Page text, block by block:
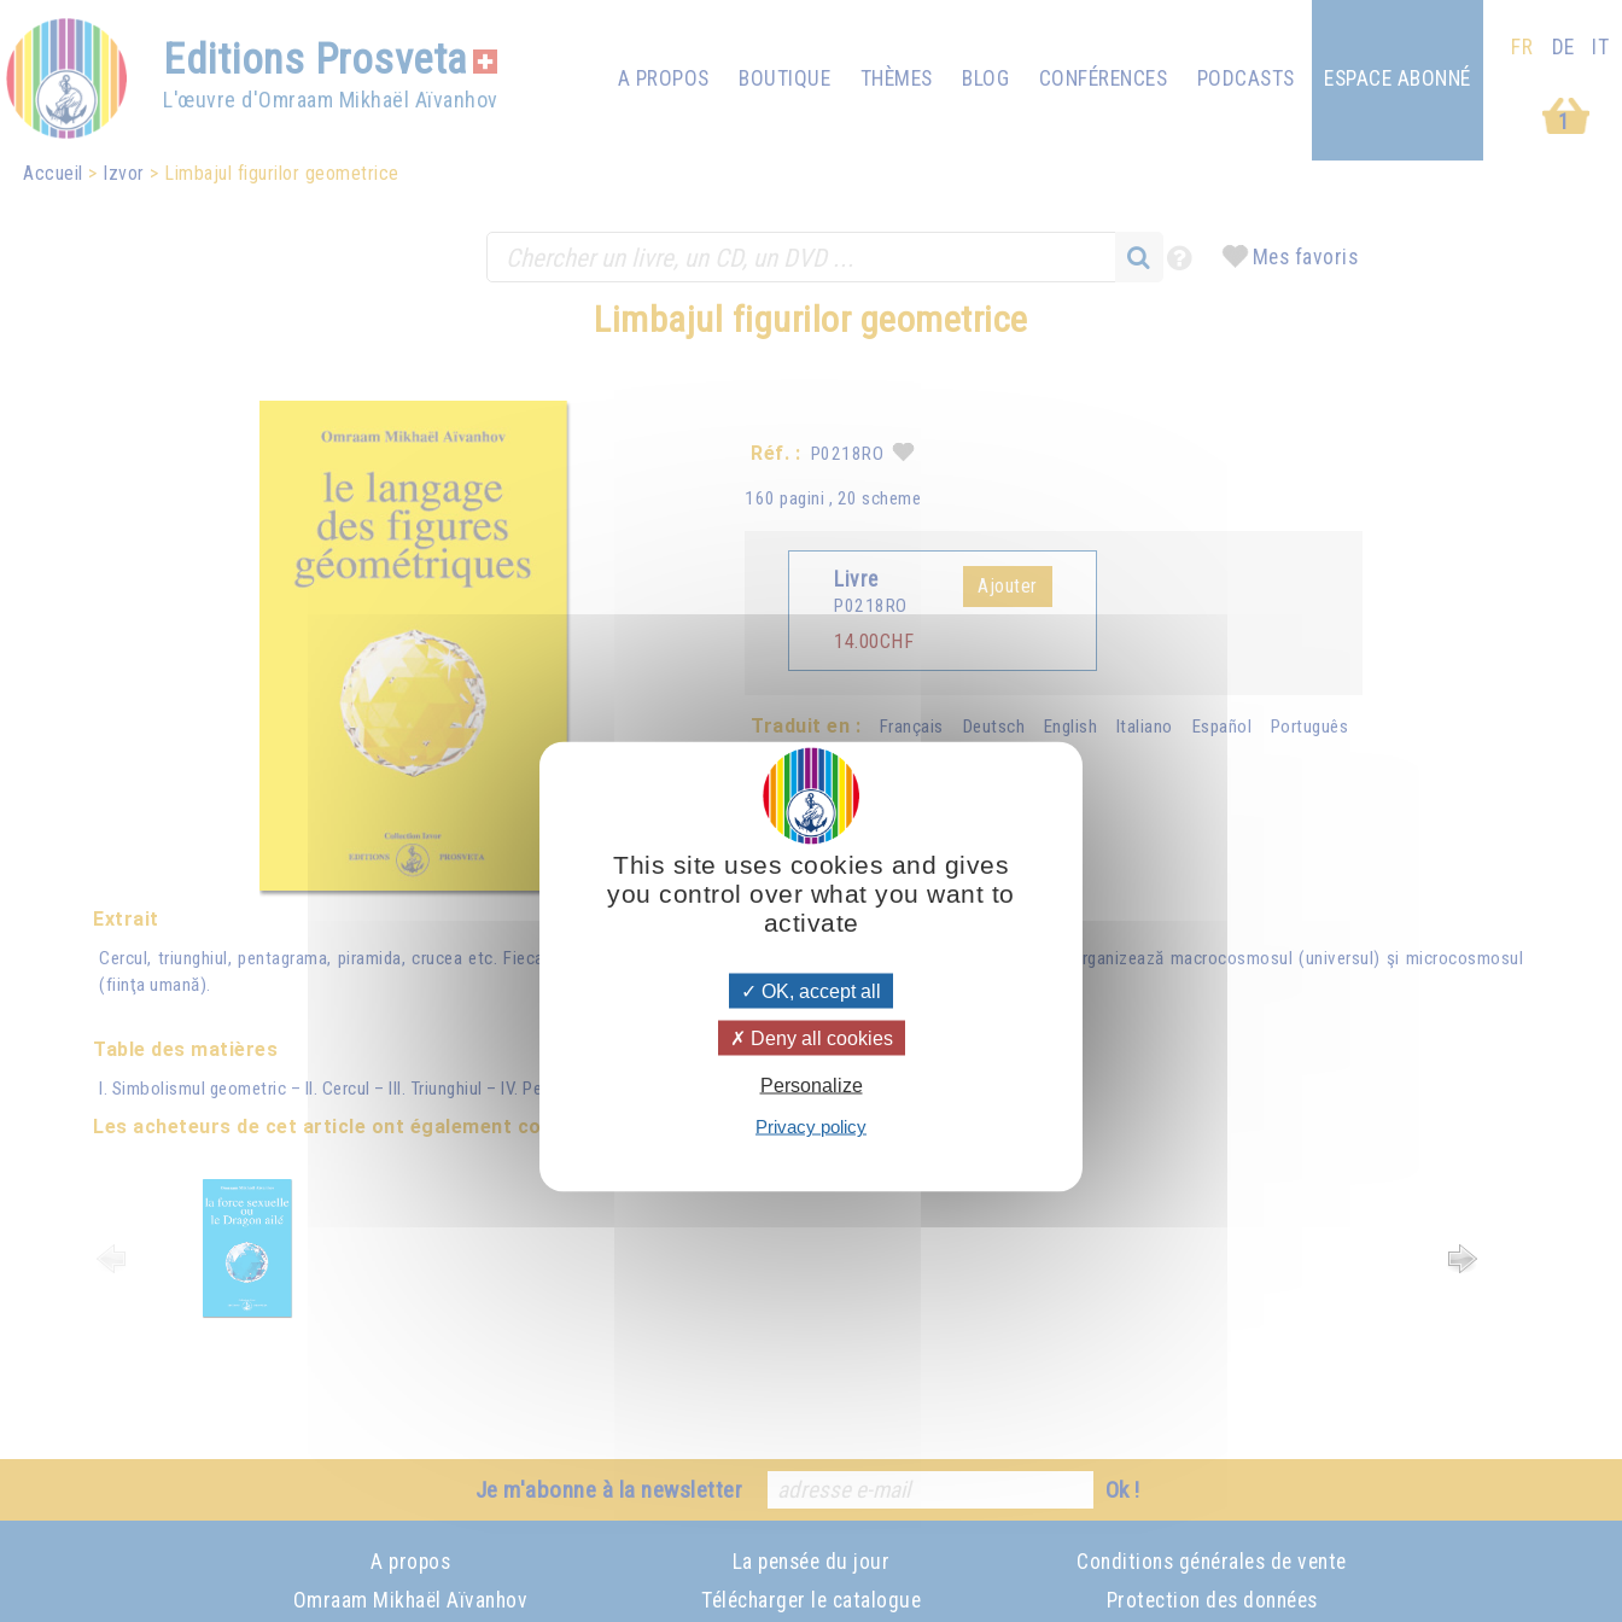
Editions Prosveta
L'œuvre d'Omraam Mikhaël Aïvanhov
A PROPOS BOUTIQUE THÈMES BLOG CONFÉRENCES
PODCASTS
1
ESPACE ABONNÉ
FR DE IT
Accueil Izvor Limbajul figurilor geometrice
Mes favoris
Limbajul figurilor geometrice
Réf. : P0218RO
160 pagini , 20 scheme
Livre
P0218RO
14.00CHF
Ajouter
Traduit en : Français Deutsch English Italiano Español Português
Extrait
Cercul, triunghiul, pentagrama, piramida, crucea etc. Fiecare figură geometrică este ca şi o structură de plecare de la care se organizează macrocosmosul (universul) şi microcosmosul
(fiinţa umană).
Table des matières
I. Simbolismul geometric – II. Cercul – III. Triunghiul – IV. Pentagrama – V. Piramida – VI. Crucea – VII. Cuadratura cercului.
Les acheteurs de cet article ont également commandé :
Je m'abonne à la newsletter Ok !
A propos
Omraam Mikhaël Aïvanhov
La pensée du jour
Télécharger le catalogue
Conditions générales de vente
Protection des données
This site uses cookies and gives
you control over what you want to
activate
OK, accept all
Deny all cookies
Personalize
Privacy policy